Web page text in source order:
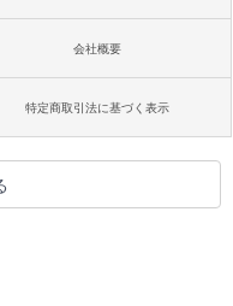
会社概要
特定商取引法に基づく表示